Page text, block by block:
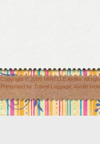
Copyright © 2009 MIRELLE Atelier. All
Presented by Travel Luggage Austin